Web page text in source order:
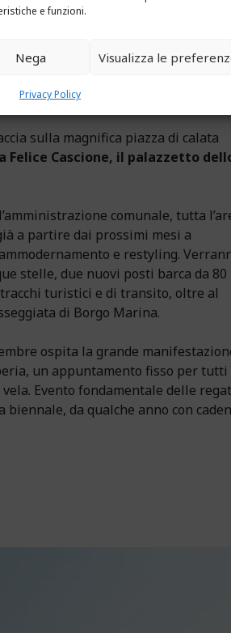
e funzioni.
Nega Visualizza le
Privacy Policy
fino a 1300 dai 5 ai 90 metri
imbarcazioni di questa
sulla magnifica piazza di calata
Felice Cascione, il palazzetto
comunale, tutta
a partire dai prossimi mesi a
e restyling.
stelle, due nuovi posti barca da 80
turistici e di transito, oltre al
di Borgo Marina.
ospita la grande
un appuntamento fisso per
Evento fondamentale delle
da qualche anno con